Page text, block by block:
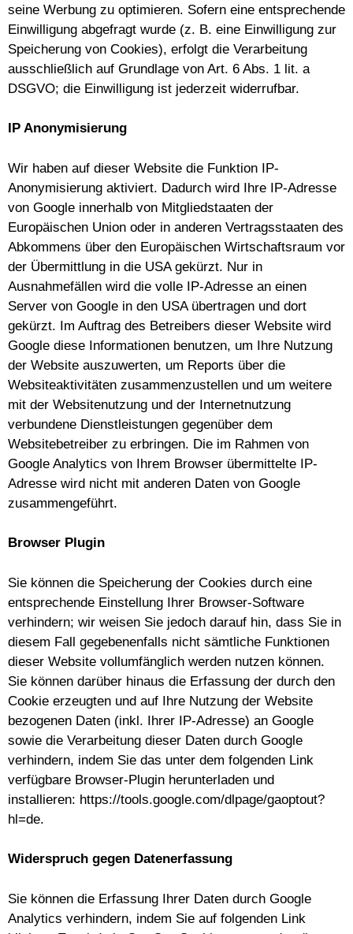
seine Werbung zu optimieren. Sofern eine entsprechende
Einwilligung abgefragt wurde (z. B. eine Einwilligung zur
Speicherung von Cookies), erfolgt die Verarbeitung
ausschließlich auf Grundlage von Art. 6 Abs. 1 lit. a
DSGVO; die Einwilligung ist jederzeit widerrufbar.
IP Anonymisierung
Wir haben auf dieser Website die Funktion IP-
Anonymisierung aktiviert. Dadurch wird Ihre IP-Adresse
von Google innerhalb von Mitgliedstaaten der
Europäischen Union oder in anderen Vertragsstaaten des
Abkommens über den Europäischen Wirtschaftsraum vor
der Übermittlung in die USA gekürzt. Nur in
Ausnahmefällen wird die volle IP-Adresse an einen
Server von Google in den USA übertragen und dort
gekürzt. Im Auftrag des Betreibers dieser Website wird
Google diese Informationen benutzen, um Ihre Nutzung
der Website auszuwerten, um Reports über die
Websiteaktivitäten zusammenzustellen und um weitere
mit der Websitenutzung und der Internetnutzung
verbundene Dienstleistungen gegenüber dem
Websitebetreiber zu erbringen. Die im Rahmen von
Google Analytics von Ihrem Browser übermittelte IP-
Adresse wird nicht mit anderen Daten von Google
zusammengeführt.
Browser Plugin
Sie können die Speicherung der Cookies durch eine
entsprechende Einstellung Ihrer Browser-Software
verhindern; wir weisen Sie jedoch darauf hin, dass Sie in
diesem Fall gegebenenfalls nicht sämtliche Funktionen
dieser Website vollumfänglich werden nutzen können.
Sie können darüber hinaus die Erfassung der durch den
Cookie erzeugten und auf Ihre Nutzung der Website
bezogenen Daten (inkl. Ihrer IP-Adresse) an Google
sowie die Verarbeitung dieser Daten durch Google
verhindern, indem Sie das unter dem folgenden Link
verfügbare Browser-Plugin herunterladen und
installieren: https://tools.google.com/dlpage/gaoptout?
hl=de.
Widerspruch gegen Datenerfassung
Sie können die Erfassung Ihrer Daten durch Google
Analytics verhindern, indem Sie auf folgenden Link